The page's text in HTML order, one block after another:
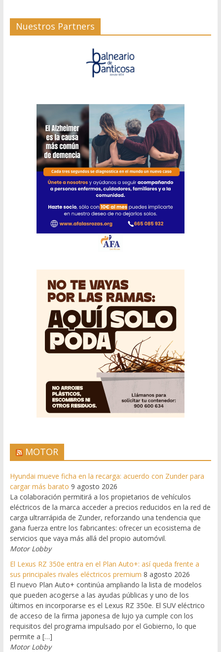
Nuestros Partners
MOTOR
Hyundai mueve ficha en la recarga: acuerdo con Zunder para
cargar más barato 9 agosto 2026
La colaboración permitirá a los propietarios de vehículos
eléctricos de la marca acceder a precios reducidos en la red de
carga ultrarrápida de Zunder, reforzando una tendencia que
gana fuerza entre los fabricantes: ofrecer un ecosistema de
servicios que vaya más allá del propio automóvil.
Motor Lobby
El Lexus RZ 350e entra en el Plan Auto+: así queda frente a
sus principales rivales eléctricos premium 8 agosto 2026
El nuevo Plan Auto+ continúa ampliando la lista de modelos
que pueden acogerse a las ayudas públicas y uno de los
últimos en incorporarse es el Lexus RZ 350e. El SUV eléctrico
de acceso de la firma japonesa de lujo ya cumple con los
requisitos del programa impulsado por el Gobierno, lo que
permite a […]
Motor Lobby